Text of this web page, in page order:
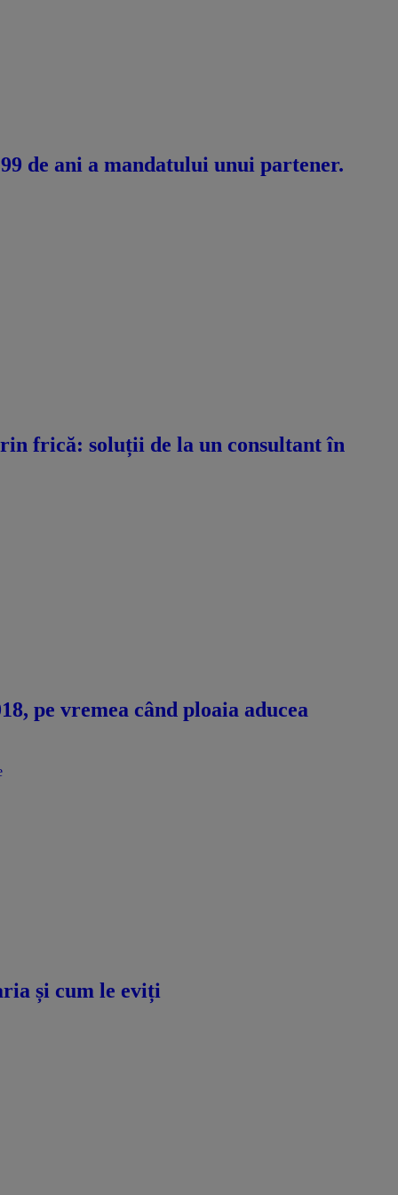
de ani a mandatului unui partener.
frică: soluții de la un consultant în
pe vremea când ploaia aducea
și cum le eviți